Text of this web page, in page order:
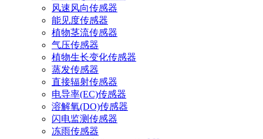
风速风向传感器
能见度传感器
植物茎流传感器
气压传感器
植物生长变化传感器
蒸发传感器
直接辐射传感器
电导率(EC)传感器
溶解氧(DO)传感器
闪电监测传感器
冻雨传感器